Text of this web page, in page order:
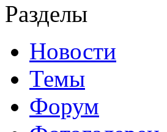
Разделы
Новости
Темы
Форум